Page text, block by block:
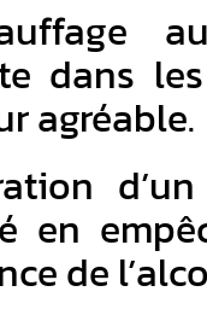
dans
agréable.
en
de